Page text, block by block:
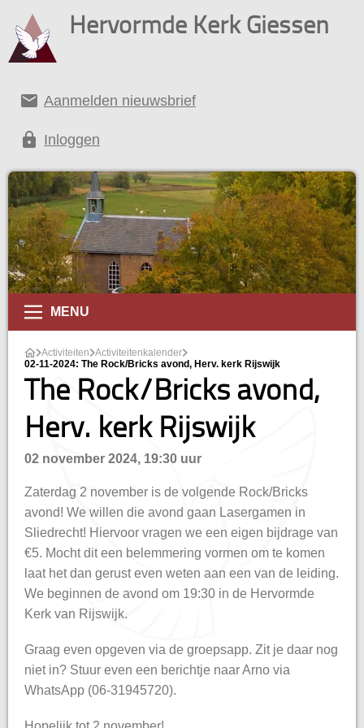
Hervormde Kerk Giessen
email Aanmelden nieuwsbrief
lock Inloggen
MENU
Activiteiten Activiteitenkalender
02-11-2024: The Rock/Bricks avond, Herv. kerk Rijswijk
The Rock/Bricks avond,
Herv. kerk Rijswijk
02 november 2024, 19:30 uur
Zaterdag 2 november is de volgende Rock/Bricks
avond! We willen die avond gaan Lasergamen in
Sliedrecht! Hiervoor vragen we een eigen bijdrage van
€5. Mocht dit een belemmering vormen om te komen
laat het dan gerust even weten aan een van de leiding.
We beginnen de avond om 19:30 in de Hervormde
Kerk van Rijswijk.
Graag even opgeven via de groepsapp. Zit je daar nog
niet in? Stuur even een berichtje naar Arno via
WhatsApp (06-31945720).